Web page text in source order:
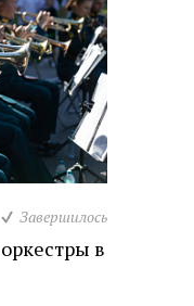
Завершилось
в